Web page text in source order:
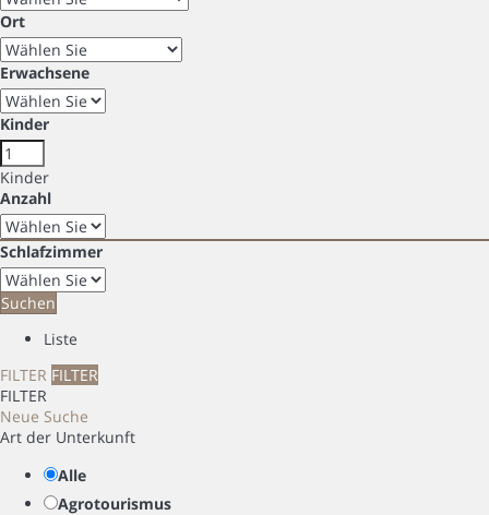
Ort
Erwachsene
Kinder
Kinder
Anzahl
Schlafzimmer
Suchen
Liste
FILTER FILTER
FILTER
Neue Suche
Art der Unterkunft
Alle
Agrotourismus